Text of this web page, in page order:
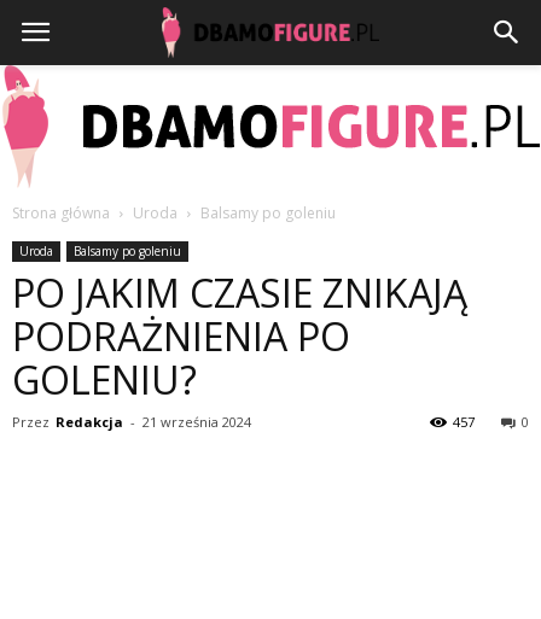
Strona główna Uroda Balsamy po goleniu
Uroda Balsamy po goleniu
PO JAKIM CZASIE ZNIKAJĄ
PODRAŻNIENIA PO
GOLENIU?
Przez Redakcja - 21 września 2024 0
457